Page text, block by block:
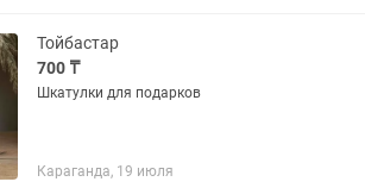
Тойбастар
700 ₸
Шкатулки для подарков
Караганда, 19 июля